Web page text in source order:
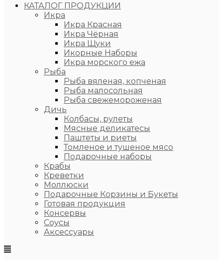
КАТАЛОГ ПРОДУКЦИИ
Икра
Икра Красная
Икра Чёрная
Икра Щуки
Икорные Наборы
Икра морского ежа
Рыба
Рыба вяленая, копченая
Рыба малосольная
Рыба свежемороженая
Дичь
Колбасы, рулеты
Мясные деликатесы
Паштеты и риеты
Томленое и тушеное мясо
Подарочные наборы
Крабы
Креветки
Моллюски
Подарочные Корзины и Букеты
Готовая продукция
Консервы
Соусы
Аксессуары